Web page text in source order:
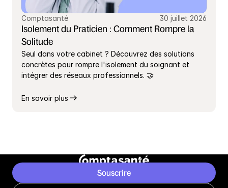
Comptasanté 30 juillet 2026
Isolement du Praticien : Comment Rompre la
Solitude
Seul dans votre cabinet ? Découvrez des solutions
concrètes pour rompre l'isolement du soignant et
intégrer des réseaux professionnels. 🤝
En savoir plus
Souscrire